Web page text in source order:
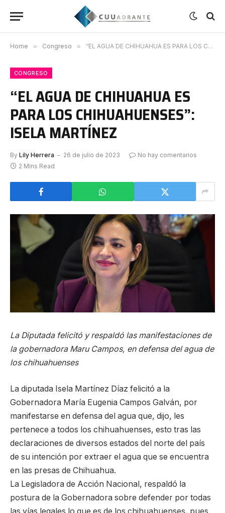
Home » Congreso » “EL AGUA DE CHIHUAHUA ES PARA LOS CHIHUAHUENSES”: ISELA MARTÍNEZ
CONGRESO
“EL AGUA DE CHIHUAHUA ES
PARA LOS CHIHUAHUENSES”:
ISELA MARTÍNEZ
By Lily Herrera 26 de julio de 2023
No hay comentarios
2 Mins Read
La Diputada felicitó y respaldó las manifestaciones de
la gobernadora Maru Campos, en defensa del agua de
los chihuahuenses
La diputada Isela Martínez Díaz felicitó a la
Gobernadora María Eugenia Campos Galván, por
manifestarse en defensa del agua que, dijo, les
pertenece a todos los chihuahuenses, esto tras las
declaraciones de diversos estados del norte del país
de su intención por extraer el agua que se encuentra
en las presas de Chihuahua.
La Legisladora de Acción Nacional, respaldó la
postura de la Gobernadora sobre defender por todas